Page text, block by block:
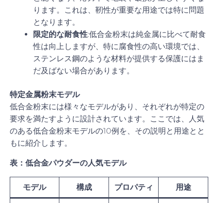
ります。これは、靭性が重要な用途では特に問題
となります。
限定的な耐食性:低合金粉末は純金属に比べて耐食
性は向上しますが、特に腐食性の高い環境では、
ステンレス鋼のような材料が提供する保護にはま
だ及ばない場合があります。
特定金属粉末モデル
低合金粉末には様々なモデルがあり、それぞれが特定の
要求を満たすように設計されています。ここでは、人気
のある低合金粉末モデルの10例を、その説明と用途とと
もに紹介します。
表：低合金パウダーの人気モデル
モデル 構成 プロパティ 用途